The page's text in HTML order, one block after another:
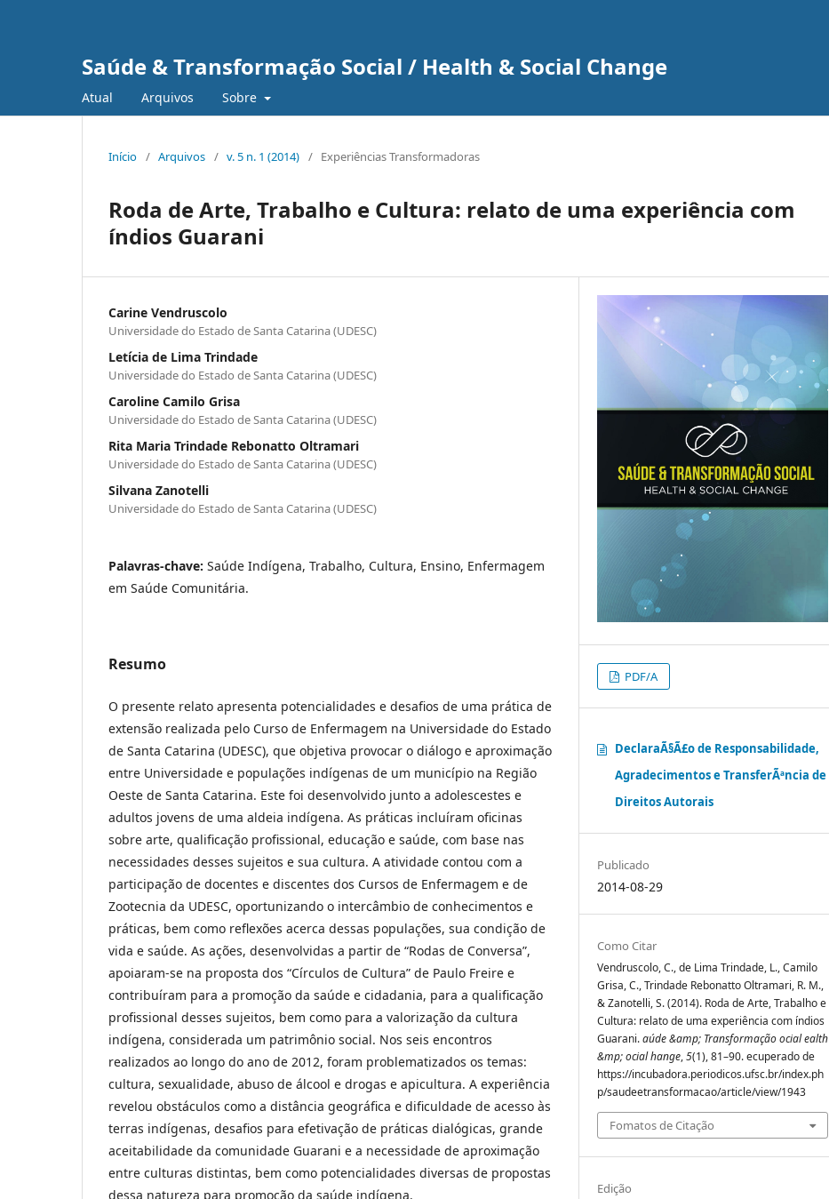
Saúde & Transformação Social / Health & Social Change
Atual Arquivos Sobre
Início / Arquivos / v. 5 n. 1 (2014) / Experiências Transformadoras
Roda de Arte, Trabalho e Cultura: relato de uma experiência com
índios Guarani
Carine Vendruscolo
Universidade do Estado de Santa Catarina (UDESC)
Letícia de Lima Trindade
Universidade do Estado de Santa Catarina (UDESC)
Caroline Camilo Grisa
Universidade do Estado de Santa Catarina (UDESC)
Rita Maria Trindade Rebonatto Oltramari
Universidade do Estado de Santa Catarina (UDESC)
Silvana Zanotelli
Universidade do Estado de Santa Catarina (UDESC)
Palavras-chave: Saúde Indígena, Trabalho, Cultura, Ensino, Enfermagem
em Saúde Comunitária.
Resumo
O presente relato apresenta potencialidades e desafios de uma prática de
extensão realizada pelo Curso de Enfermagem na Universidade do Estado
de Santa Catarina (UDESC), que objetiva provocar o diálogo e aproximação
entre Universidade e populações indígenas de um município na Região
Oeste de Santa Catarina. Este foi desenvolvido junto a adolescestes e
adultos jovens de uma aldeia indígena. As práticas incluíram oficinas
sobre arte, qualificação profissional, educação e saúde, com base nas
necessidades desses sujeitos e sua cultura. A atividade contou com a
participação de docentes e discentes dos Cursos de Enfermagem e de
Zootecnia da UDESC, oportunizando o intercâmbio de conhecimentos e
práticas, bem como reflexões acerca dessas populações, sua condição de
vida e saúde. As ações, desenvolvidas a partir de “Rodas de Conversa”,
apoiaram-se na proposta dos “Círculos de Cultura” de Paulo Freire e
contribuíram para a promoção da saúde e cidadania, para a qualificação
profissional desses sujeitos, bem como para a valorização da cultura
indígena, considerada um patrimônio social. Nos seis encontros
realizados ao longo do ano de 2012, foram problematizados os temas:
cultura, sexualidade, abuso de álcool e drogas e apicultura. A experiência
revelou obstáculos como a distância geográfica e dificuldade de acesso às
terras indígenas, desafios para efetivação de práticas dialógicas, grande
aceitabilidade da comunidade Guarani e a necessidade de aproximação
entre culturas distintas, bem como potencialidades diversas de propostas
dessa natureza para promoção da saúde indígena.
PDF/A
DeclaraÃ§Ã£o de Responsabilidade,
Agradecimentos e TransferÃªncia de
Direitos Autorais
Publicado
2014-08-29
Como Citar
Vendruscolo, C., de Lima Trindade, L., Camilo
Grisa, C., Trindade Rebonatto Oltramari, R. M.,
& Zanotelli, S. (2014). Roda de Arte, Trabalho e
Cultura: relato de uma experiência com índios
Guarani.aúde &amp; Transformação ocial ealth
&mp; ocial hange,5(1), 81–90. ecuperado de
https://incubadora.periodicos.ufsc.br/index.ph
p/saudeetransformacao/article/view/1943
Fomatos de Citação
Edição